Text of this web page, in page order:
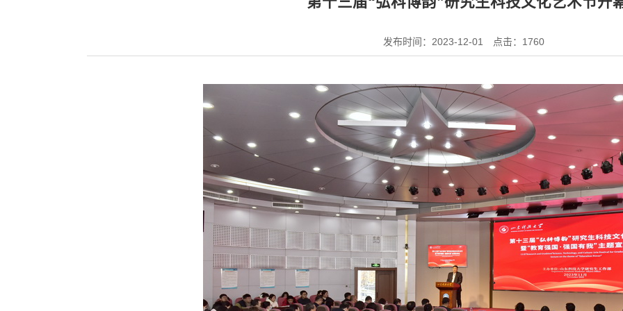
发布时间：2023-12-01 点击： 1760